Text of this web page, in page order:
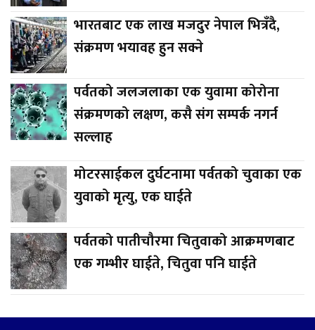
भारतबाट एक लाख मजदुर नेपाल भित्रँदै,
संक्रमण भयावह हुन सक्ने
पर्वतको जलजलाका एक युवामा कोरोना
संक्रमणको लक्षण, कसै संग सम्पर्क नगर्न
सल्लाह
मोटरसाईकल दुर्घटनामा पर्वतको चुवाका एक
युवाको मृत्यु, एक घाईते
पर्वतको पातीचौरमा चितुवाको आक्रमणबाट
एक गम्भीर घाईते, चितुवा पनि घाईते